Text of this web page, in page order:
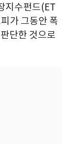
지수펀드(ET
가 그동안 폭
단한 것으로